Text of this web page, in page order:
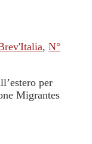
,N°
per
Migrantes